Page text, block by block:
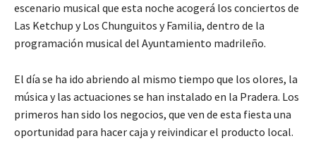
escenario musical que esta noche acogerá los conciertos de
Las Ketchup y Los Chunguitos y Familia, dentro de la
programación musical del Ayuntamiento madrileño.
El día se ha ido abriendo al mismo tiempo que los olores, la
música y las actuaciones se han instalado en la Pradera. Los
primeros han sido los negocios, que ven de esta fiesta una
oportunidad para hacer caja y reivindicar el producto local.